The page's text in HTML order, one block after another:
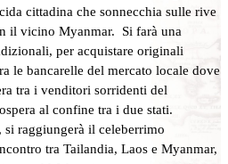
cittadina che sonnecchia sulle rive
il vicino Myanmar. Si farà una
per acquistare originali
le bancarelle del mercato locale dove
tra i venditori sorridenti del
al confine tra i due stati.
raggiungerà il celeberrimo
tra Tailandia, Laos e Myanmar,